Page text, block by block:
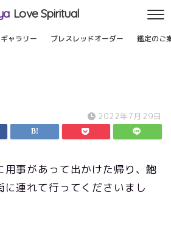
Love Spiritual
ギャラリー ブレスレッドオーダー 鑑定のご
2022年7月29日
用事があって出かけた帰り、鮑
に連れて行ってくださいまし